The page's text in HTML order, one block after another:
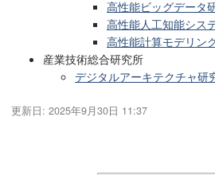
高性能ビッグデータ
高性能人工知能シス
高性能計算モデリン
産業技術総合研究所
デジタルアーキテクチャ研
更新日: 2025年9月30日 11:37